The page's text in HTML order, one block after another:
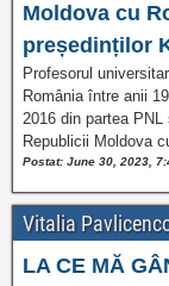
Moldova cu
președinților
Profesorul
România între anii
2016 din partea
Republicii Moldova
Postat: June 30, 2023,
Vitalia
LA CE MĂ